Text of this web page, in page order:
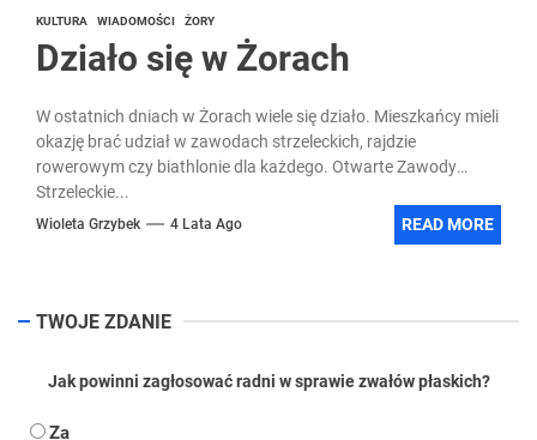
KULTURA WIADOMOŚCI ŻORY
Działo się w Żorach
W ostatnich dniach w Żorach wiele się działo. Mieszkańcy mieli
okazję brać udział w zawodach strzeleckich, rajdzie
rowerowym czy biathlonie dla każdego. Otwarte Zawody
Strzeleckie...
Wioleta Grzybek 4 Lata Ago READ MORE
TWOJE ZDANIE
Jak powinni zagłosować radni w sprawie zwałów płaskich?
Za